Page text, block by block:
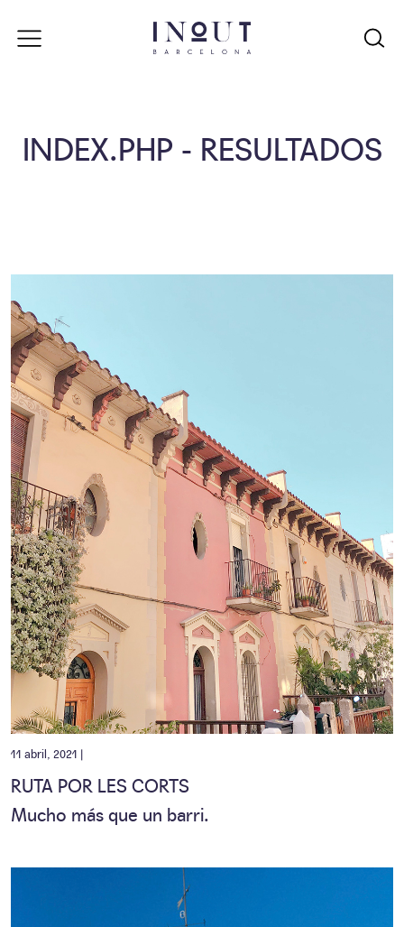
INDEX.PHP - RESULTADOS
11 abril, 2021 |
RUTA POR LES CORTS
Mucho más que un barri.